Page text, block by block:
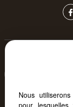
Afin de
votre PC,
Nous
pour